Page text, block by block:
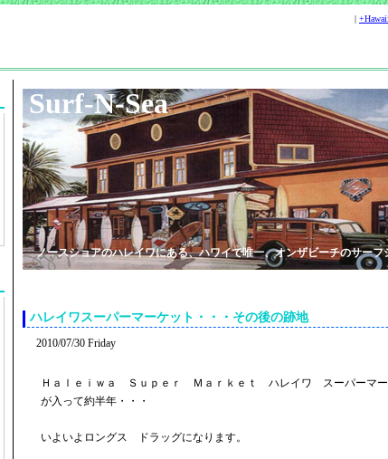
|
Surf-N-Sea
ノースショアのハレイワにある、ハワイで唯一、オンザビーチのサーフ
ハレイワスーパーマーケット・・・その後の跡地
2010/07/30 Friday
Ｈａｌｅｉｗａ Ｓｕｐｅｒ Ｍａｒｋｅｔ ハレイワ スーパーマー
が入って約半年・・・
いよいよロングス ドラッグになります。